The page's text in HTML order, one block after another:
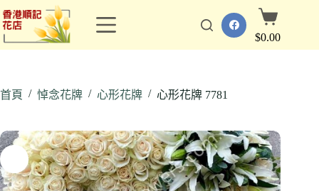
跳
至
主
容
購
物
車
$0.00
首頁 / 悼念花牌 / 心形花牌 / 心形花牌 7781